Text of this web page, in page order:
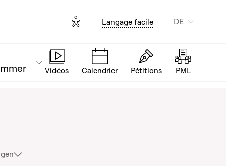
Options d'accessibilité
Langage facile DE
Vidéos Calendrier Pétitions PML
Chambre